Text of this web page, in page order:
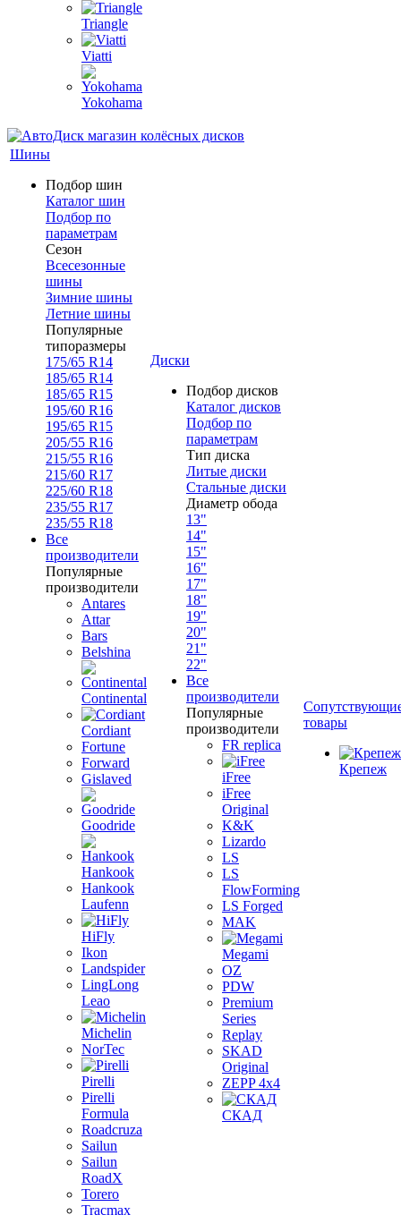
Triangle
Viatti
Yokohama
Шины
Подбор шин
Каталог шин
Подбор по
параметрам
Сезон
Всесезонные
шины
Зимние шины
Летние шины
Популярные
типоразмеры
175/65 R14
185/65 R14
185/65 R15
195/60 R16
195/65 R15
205/55 R16
215/55 R16
215/60 R17
225/60 R18
235/55 R17
235/55 R18
Все
производители
Популярные
производители
Antares
Attar
Bars
Belshina
Continental
Cordiant
Fortune
Forward
Gislaved
Goodride
Hankook
Hankook
Laufenn
HiFly
Ikon
Landspider
LingLong
Leao
Michelin
NorTec
Pirelli
Pirelli
Formula
Roadcruza
Sailun
Sailun
RoadX
Torero
Tracmax
Диски
Подбор дисков
Каталог дисков
Подбор по
параметрам
Тип диска
Литые диски
Стальные диски
Диаметр обода
13"
14"
15"
16"
17"
18"
19"
20"
21"
22"
Все
производители
Популярные
производители
FR replica
iFree
iFree
Original
K&K
Lizardo
LS
LS
FlowForming
LS Forged
MAK
Megami
OZ
PDW
Premium
Series
Replay
SKAD
Original
ZEPP 4x4
СКАД
товары
Крепеж